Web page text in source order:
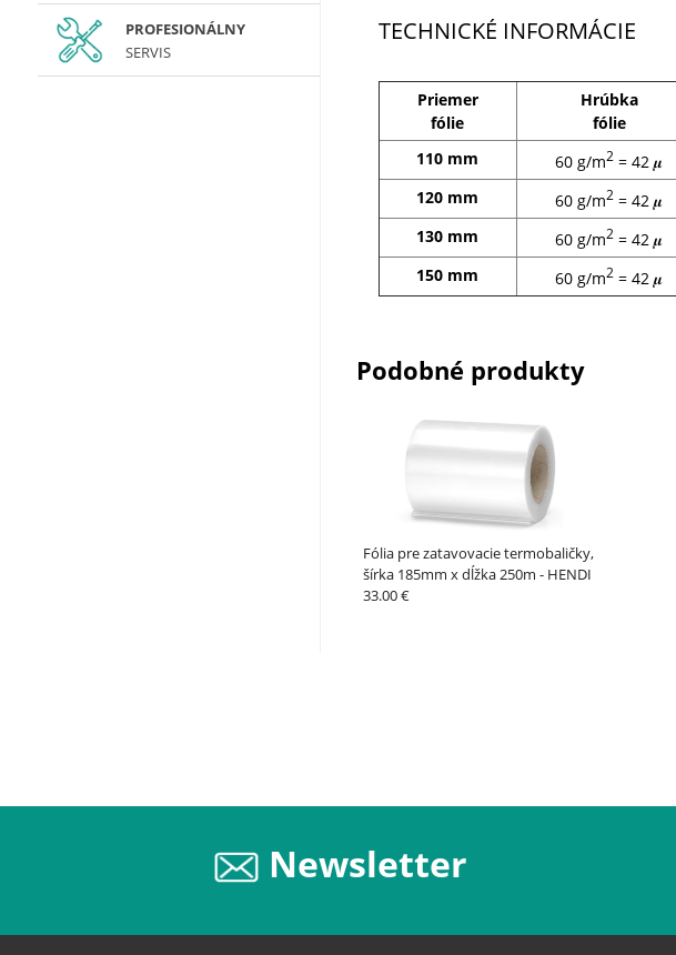
PROFESIONÁLNY
SERVIS
TECHNICKÉ INFORMÁCIE
Priemer
fólie
Hrúbka
fólie
110 mm
60 g/m2 = 42 𝝁
120 mm
60 g/m2 = 42 𝝁
130 mm
60 g/m2 = 42 𝝁
150 mm
60 g/m2 = 42 𝝁
Podobné produkty
Fólia pre zatavovacie termobaličky,
šírka 185mm x dĺžka 250m - HENDI
33.00 €
Newsletter